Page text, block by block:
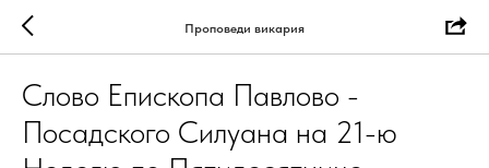
Проповеди викария
Слово Епископа Павлово -
Посадского Силуана на 21-ю